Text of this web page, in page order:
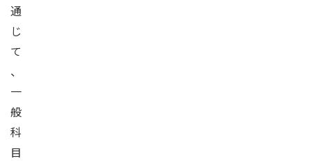
通
じ
て
、
一
般
科
目